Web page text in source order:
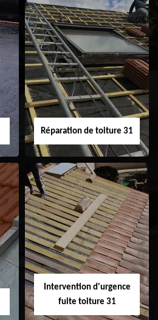
Nettoyage
demoussage de
toiture 31
Réparation de toiture 31
Réparation de
toiture 31
Intervention d'urgence
fuite toiture 31